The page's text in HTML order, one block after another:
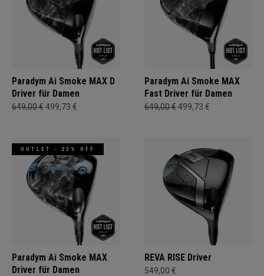
Paradym Ai Smoke MAX D
Driver für Damen
649,00 €499,73 €
Paradym Ai Smoke MAX
Fast Driver für Damen
649,00 €499,73 €
OUTLET - 23% OFF
Paradym Ai Smoke MAX
Driver für Damen
REVA RISE Driver
549,00 €